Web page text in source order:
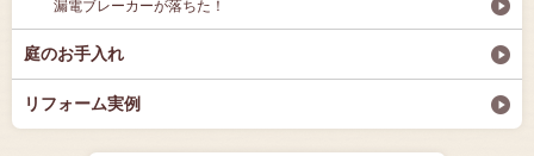
漏電ブレーカーが落ちた！
庭のお手入れ
リフォーム実例